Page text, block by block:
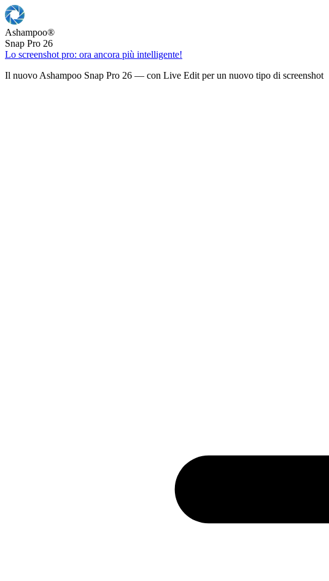
Ashampoo®
Snap Pro 26
Lo screenshot pro: ora ancora più intelligente!
Il nuovo Ashampoo Snap Pro 26 — con Live Edit per un nuovo tipo di screenshot